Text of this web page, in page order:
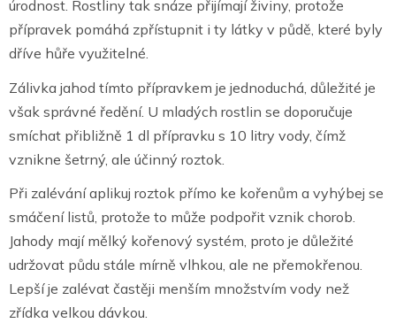
úrodnost. Rostliny tak snáze přijímají živiny, protože
přípravek pomáhá zpřístupnit i ty látky v půdě, které byly
dříve hůře využitelné.
Zálivka jahod tímto přípravkem je jednoduchá, důležité je
však správné ředění. U mladých rostlin se doporučuje
smíchat přibližně 1 dl přípravku s 10 litry vody, čímž
vznikne šetrný, ale účinný roztok.
Při zalévání aplikuj roztok přímo ke kořenům a vyhýbej se
smáčení listů, protože to může podpořit vznik chorob.
Jahody mají mělký kořenový systém, proto je důležité
udržovat půdu stále mírně vlhkou, ale ne přemokřenou.
Lepší je zalévat častěji menším množstvím vody než
zřídka velkou dávkou.